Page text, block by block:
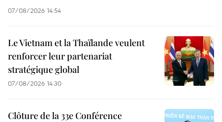
07/08/2026 14:54
Le Vietnam et la Thaïlande veulent
renforcer leur partenariat
stratégique global
07/08/2026 14:30
Clôture de la 33e Conférence